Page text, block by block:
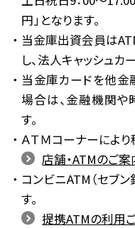
円」となります。
当金庫出資会員は
し、法人キャッシュカ
当金庫カードを他金
場合は、金融機関や
す。
ＡＴＭコーナーによ
店舗・ATMのご案
コンビニATM（セブ
す。
提携ATMの利用